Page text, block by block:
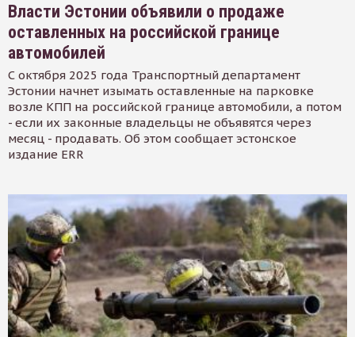
Власти Эстонии объявили о продаже
оставленных на российской границе
автомобилей
С октября 2025 года Транспортный департамент
Эстонии начнет изымать оставленные на парковке
возле КПП на российской границе автомобили, а потом
- если их законные владельцы не объявятся через
месяц - продавать. Об этом сообщает эстонское
издание ERR